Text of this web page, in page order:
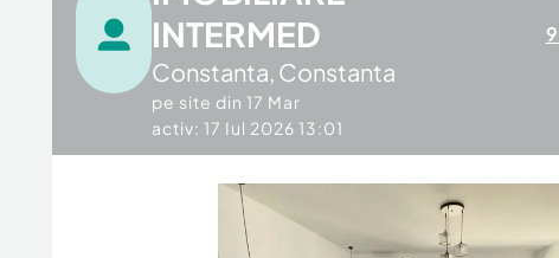
INTERMED
Constanta, Constanta
pe site din 17 Mar
activ: 17 Iul 2026 13:01